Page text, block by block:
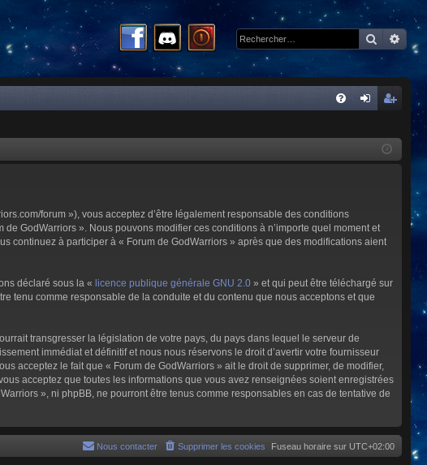
cri
forum »), vous acceptez d’être légalement responsable des conditions
GodWarriors ». Nous pouvons modifier ces conditions à n’importe quel moment et
continuez à participer à « Forum de GodWarriors » après que des modifications aient
déclaré sous la « licence publique générale GNU 2.0 » et qui peut être téléchargé sur
tenu comme responsable de la conduite et du contenu que nous acceptons et que
transgresser la législation de votre pays, du pays dans lequel le serveur de
immédiat et définitif et nous nous réservons le droit d’avertir votre fournisseur
acceptez le fait que « Forum de GodWarriors » ait le droit de supprimer, de modifier,
acceptez que toutes les informations que vous avez renseignées soient enregistrées
», ni phpBB, ne pourront être tenus comme responsables en cas de tentative de
Fuseau horaire sur UTC+02:00
Supprimer les cookies
Nous contacter